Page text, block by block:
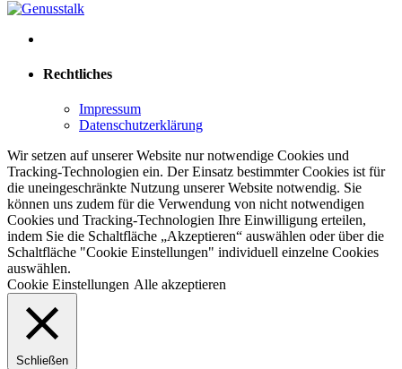
Rechtliches
Impressum
Datenschutzerklärung
Wir setzen auf unserer Website nur notwendige Cookies und
Tracking-Technologien ein. Der Einsatz bestimmter Cookies ist für
die uneingeschränkte Nutzung unserer Website notwendig. Sie
können uns zudem für die Verwendung von nicht notwendigen
Cookies und Tracking-Technologien Ihre Einwilligung erteilen,
indem Sie die Schaltfläche „Akzeptieren“ auswählen oder über die
Schaltfläche "Cookie Einstellungen" individuell einzelne Cookies
auswählen.
Cookie Einstellungen Alle akzeptieren
Schließen